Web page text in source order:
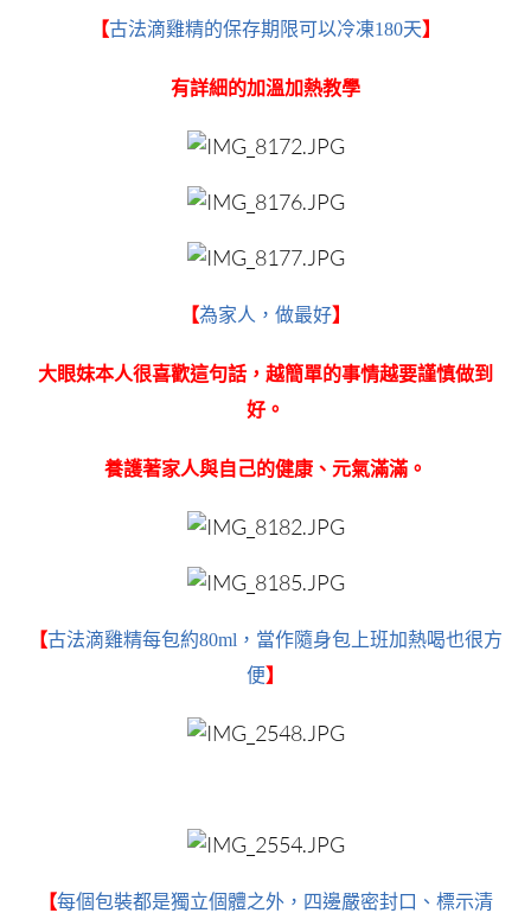
【古法滴雞精的保存期限可以冷凍180天】
有詳細的加溫加熱教學
【為家人，做最好】
大眼妹本人很喜歡這句話，越簡單的事情越要謹慎做到
好。
養護著家人與自己的健康、元氣滿滿。
【古法滴雞精每包約80ml，當作隨身包上班加熱喝也很方
便】
【每個包裝都是獨立個體之外，四邊嚴密封口、標示清